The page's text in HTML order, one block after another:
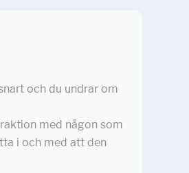
och du undrar om
med någon som
i och med att den